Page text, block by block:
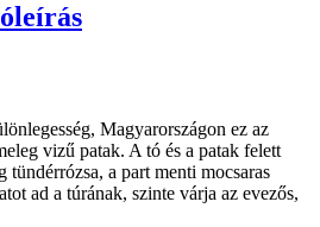
Magyarországon ez az
vizű patak. A tó és a patak felett
tündérrózsa, a part menti mocsaras
ad a túrának, szinte várja az evezős,